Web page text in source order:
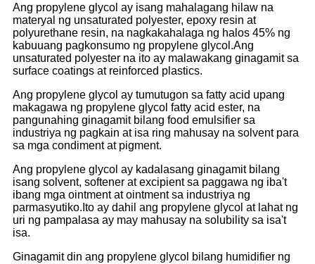
Ang propylene glycol ay isang mahalagang hilaw na
materyal ng unsaturated polyester, epoxy resin at
polyurethane resin, na nagkakahalaga ng halos 45% ng
kabuuang pagkonsumo ng propylene glycol.Ang
unsaturated polyester na ito ay malawakang ginagamit sa
surface coatings at reinforced plastics.
Ang propylene glycol ay tumutugon sa fatty acid upang
makagawa ng propylene glycol fatty acid ester, na
pangunahing ginagamit bilang food emulsifier sa
industriya ng pagkain at isa ring mahusay na solvent para
sa mga condiment at pigment.
Ang propylene glycol ay kadalasang ginagamit bilang
isang solvent, softener at excipient sa paggawa ng iba't
ibang mga ointment at ointment sa industriya ng
parmasyutiko.Ito ay dahil ang propylene glycol at lahat ng
uri ng pampalasa ay may mahusay na solubility sa isa't
isa.
Ginagamit din ang propylene glycol bilang humidifier ng